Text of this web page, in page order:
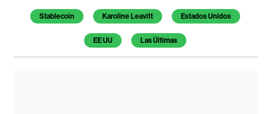
Stablecoin Karoline Leavitt Estados Unidos
EE UU Las Últimas